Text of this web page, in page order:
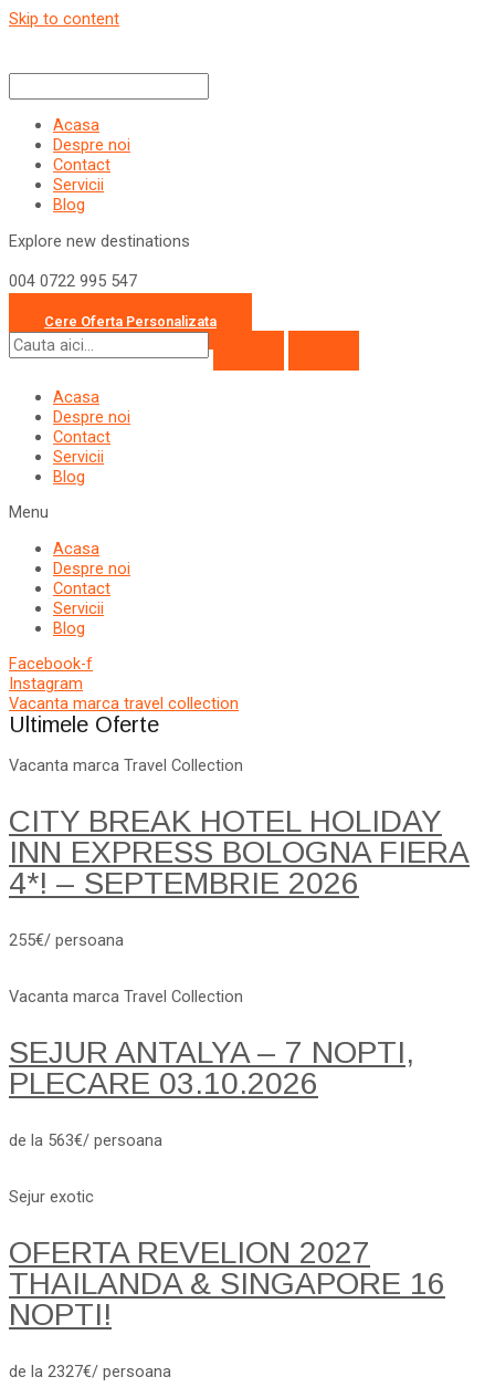
Skip to content
Acasa
Despre noi
Contact
Servicii
Blog
Explore new destinations
004 0722 995 547
Cere Oferta Personalizata
Acasa
Despre noi
Contact
Servicii
Blog
Menu
Acasa
Despre noi
Contact
Servicii
Blog
Facebook-f
Instagram
Vacanta marca travel collection
Ultimele Oferte
Vacanta marca Travel Collection
CITY BREAK HOTEL HOLIDAY
INN EXPRESS BOLOGNA FIERA
4*! – SEPTEMBRIE 2026
255€/ persoana
Vacanta marca Travel Collection
SEJUR ANTALYA – 7 NOPTI,
PLECARE 03.10.2026
de la 563€/ persoana
Sejur exotic
OFERTA REVELION 2027
THAILANDA & SINGAPORE 16
NOPTI!
de la 2327€/ persoana